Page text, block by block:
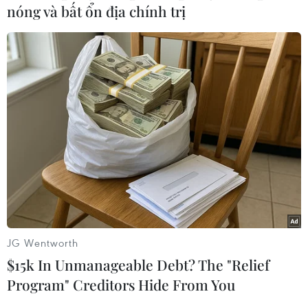
#Đội tuyển Việt Nam
#Myanmar
#Malaysia
#Campuchia
#AFF Cup 2016
#Lịch thi đấu
Myanmar
nóng và bất ổn địa chính trị
JG Wentworth
$15k In Unmanageable Debt? The "Relief
Program" Creditors Hide From You